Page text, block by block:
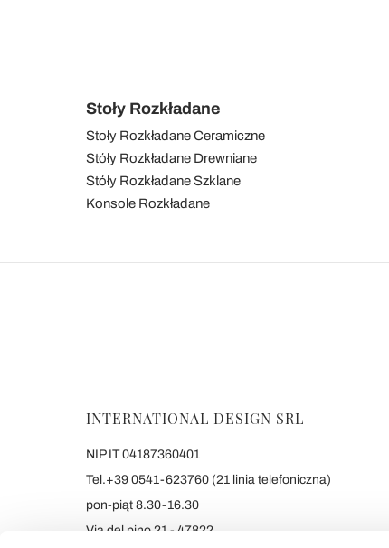
Stoły Rozkładane
Stoły Rozkładane Ceramiczne
Stóły Rozkładane Drewniane
Stóły Rozkładane Szklane
Konsole Rozkładane
INTERNATIONAL DESIGN SRL
NIP IT 04187360401
Tel.+39 0541-623760 (21 linia telefoniczna)
pon-piąt 8.30-16.30
Via del pino 21 - 47822